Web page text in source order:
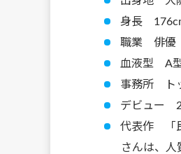
身長
職業 俳優
血液型 A
事務所 ト
デビュー
代表作 「
さんは、人